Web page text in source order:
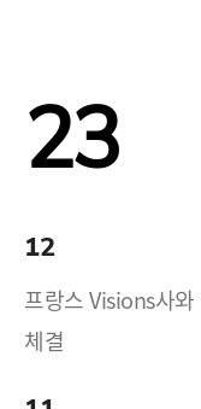
23
12
프랑스 Visions사
체결